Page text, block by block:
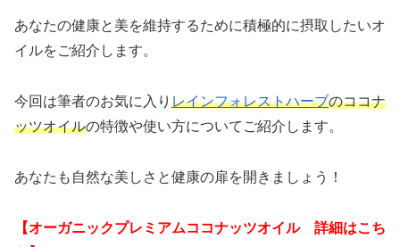
あなたの健康と美を維持するために積極的に摂取したいオ
イルをご紹介します。
今回は筆者のお気に入り レインフォレストハーブのココナ
ッツオイルの特徴や使い方についてご紹介します。
あなたも自然な美しさと健康の扉を開きましょう！
【オーガニックプレミアムココナッツオイル 詳細はこち